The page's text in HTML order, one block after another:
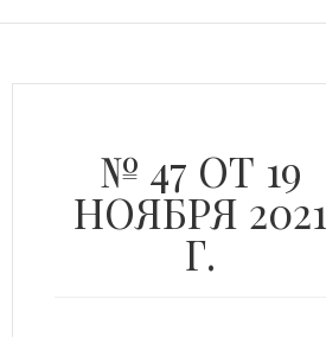
№ 47 ОТ 19
НОЯБРЯ 2021
Г.